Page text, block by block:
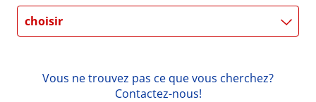
choisir
Vous ne trouvez pas ce que vous cherchez?
Contactez-nous!